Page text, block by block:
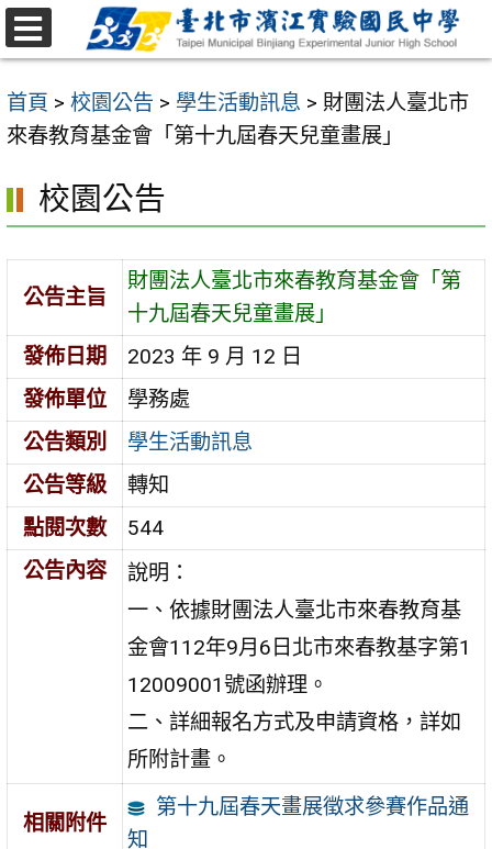
跳
至
要
內
區
首頁 > 校園公告 > 學生活動訊息 > 財團法人臺北市
來春教育基金會「第十九屆春天兒童畫展」
校園公告
公告主旨
財團法人臺北市來春教育基金會「第
十九屆春天兒童畫展」
發佈日期
2023 年 9 月 12 日
發佈單位
學務處
公告類別
學生活動訊息
公告等級
轉知
點閱次數
544
公告內容
說明：
一、依據財團法人臺北市來春教育基
金會112年9月6日北市來春教基字第1
12009001號函辦理。
二、詳細報名方式及申請資格，詳如
所附計畫。
相關附件
第十九屆春天畫展徵求參賽作品通
知
選
單